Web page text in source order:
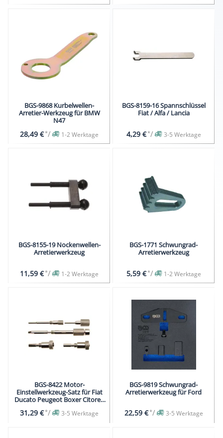
BGS-9868 Kurbelwellen-
Arretier-Werkzeug für BMW
N47
28,49 €*/ 1-2 Werktage
BGS-8159-16 Spannschlüssel
Fiat / Alfa / Lancia
4,29 €*/ 3-5 Werktage
BGS-8155-19 Nockenwellen-
Arretierwerkzeug
11,59 €*/ 1-2 Werktage
BGS-1771 Schwungrad-
Arretierwerkzeug
5,59 €*/ 1-2 Werktage
BGS-8422 Motor-
Einstellwerkzeug-Satz für Fiat
Ducato Peugeot Boxer Citoren
31,29 €*/ 3-5 Werktage
BGS-9819 Schwungrad-
Arretierwerkzeug für Ford
22,59 €*/ 3-5 Werktage